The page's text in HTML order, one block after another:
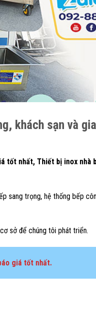
khách sạn và
tốt nhất, Thiết bị inox nhà
sang trọng, hệ thống bếp
sở để chúng tôi phát triển.
giá tốt nhất.